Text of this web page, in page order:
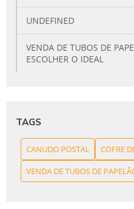
UNDEFINED
VENDA DE TUBOS DE
ESCOLHER O IDEAL
TAGS
CANUDO POSTAL
COFRE
VENDA DE TUBOS DE